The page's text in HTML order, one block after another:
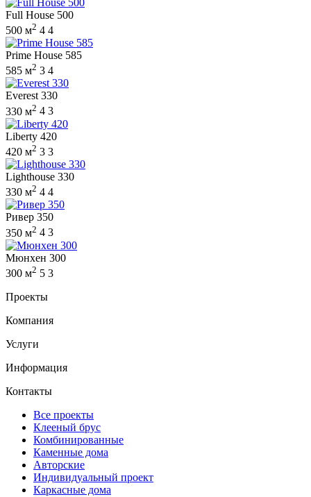
Full House 500
500 м2 4 4
Prime House 585
585 м2 3 4
Everest 330
330 м2 4 3
Liberty 420
420 м2 3 3
Lighthouse 330
330 м2 4 4
Ривер 350
350 м2 4 3
Мюнхен 300
300 м2 5 3
Проекты
Компания
Услуги
Информация
Контакты
Все проекты
Клееный брус
Комбинированные
Каменные дома
Авторские
Индивидуальный проект
Каркасные дома